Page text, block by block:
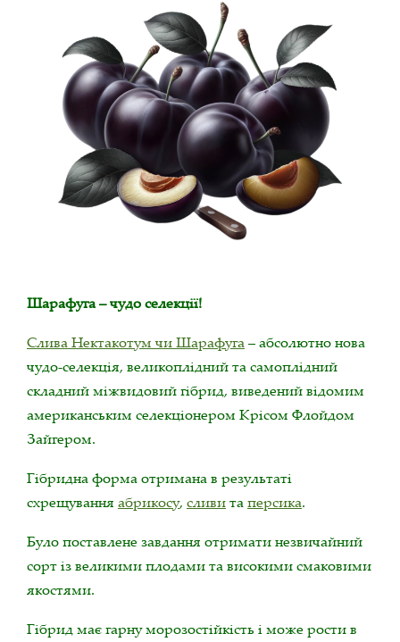
Шарафуга – чудо селекції!
Слива Нектакотум чи Шарафуга– абсолютно нова
чудо-селекція, великоплідний та самоплідний
складний міжвидовий гібрид, виведений відомим
американським селекціонером Крісом Флойдом
Зайгером.
Гібридна форма отримана в результаті
схрещування абрикосу, сливитаперсика.
Було поставлене завдання отримати незвичайний
сорт із великими плодами та високими смаковими
якостями.
Гібрид має гарну морозостійкість і може рости в